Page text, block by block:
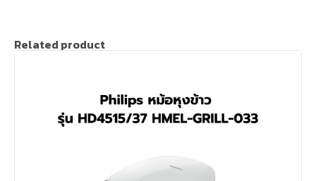
Related product